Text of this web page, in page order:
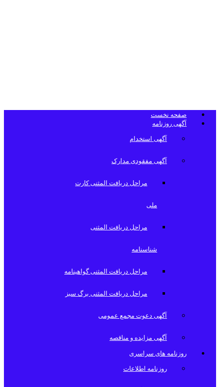
صفحه نخست
آگهی روزنامه
آگهی استخدام
آگهی مفقودی مدارک
مراحل دریافت المثنی کارت
ملی
مراحل دریافت المثنی
شناسنامه
مراحل دریافت المثنی گواهینامه
مراحل دریافت المثنی برگ سبز
آگهی دعوت مجمع عمومی
آگهی مزایده و مناقصه
روزنامه های سراسری
روزنامه اطلاعات